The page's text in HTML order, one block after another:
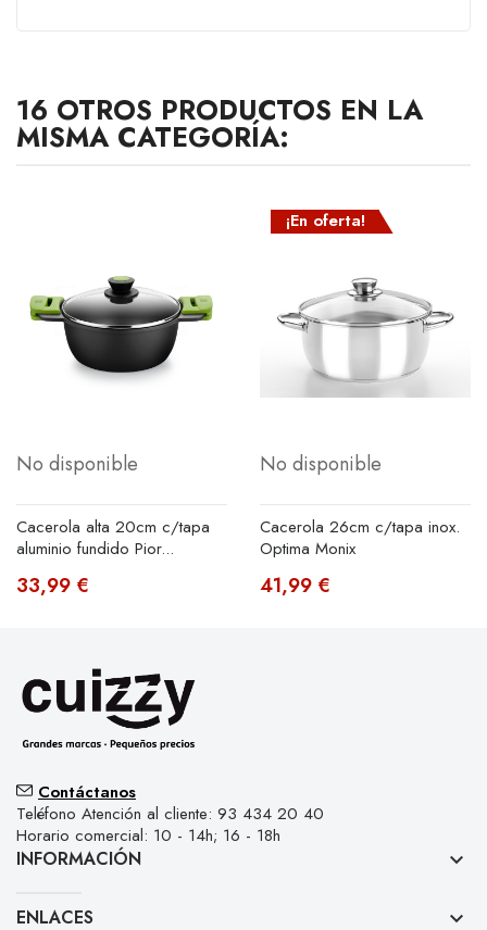
16 OTROS PRODUCTOS EN LA
MISMA CATEGORÍA:
No disponible
Cacerola alta 20cm c/tapa
aluminio fundido Pior...
33,99 €
¡En oferta!
No disponible
Cacerola 26cm c/tapa inox.
Optima Monix
41,99 €
Contáctanos
Teléfono Atención al cliente: 93 434 20 40
Horario comercial: 10 - 14h; 16 - 18h
INFORMACIÓN keyboard_arrow_down
ENLACES keyboard_arrow_down